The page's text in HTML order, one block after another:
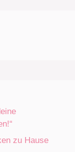
zu Hause